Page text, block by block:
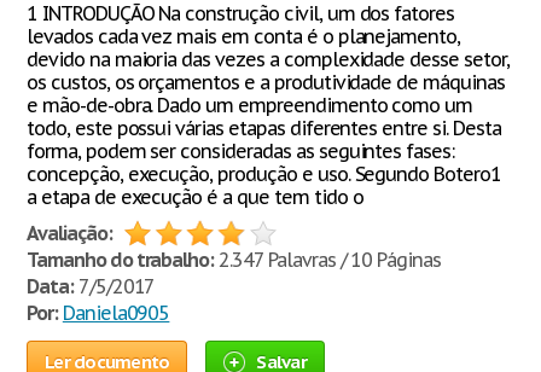
1 INTRODUÇÃO Na construção civil, um dos fatores
levados cada vez mais em conta é o planejamento,
devido na maioria das vezes a complexidade desse setor,
os custos, os orçamentos e a produtividade de máquinas
e mão-de-obra. Dado um empreendimento como um
todo, este possui várias etapas diferentes entre si. Desta
forma, podem ser consideradas as seguintes fases:
concepção, execução, produção e uso. Segundo Botero1
a etapa de execução é a que tem tido o
Avaliação:
Tamanho do trabalho:2.347 Palavras / 10 Páginas
Data:7/5/2017
Por: Daniela0905
Ler documento Salvar